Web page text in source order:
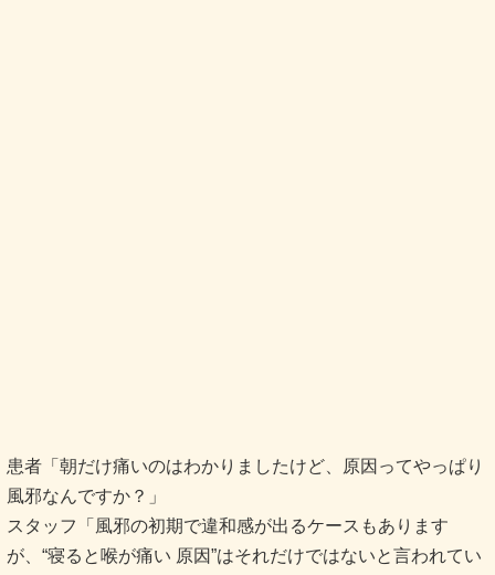
患者「朝だけ痛いのはわかりましたけど、原因ってやっぱり
風邪なんですか？」
スタッフ「風邪の初期で違和感が出るケースもあります
が、“寝ると喉が痛い 原因”はそれだけではないと言われてい